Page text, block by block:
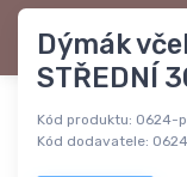
Dýmák
STŘEDNÍ
Kód produktu: 0624-
Kód dodavatele: 0624